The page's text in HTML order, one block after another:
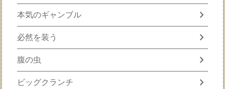
本気のギャンブル chevron_right
必然を装う chevron_right
腹の虫 chevron_right
ビッグクランチ chevron_right